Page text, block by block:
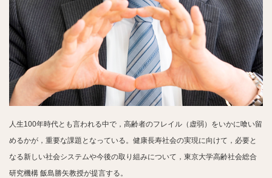
人生100年時代とも言われる中で，高齢者のフレイル（虚弱）をいかに喰い留
めるかが，重要な課題となっている。健康長寿社会の実現に向けて，必要と
なる新しい社会システムや今後の取り組みについて，東京大学高齢社会総合
研究機構 飯島勝矢教授が提言する。